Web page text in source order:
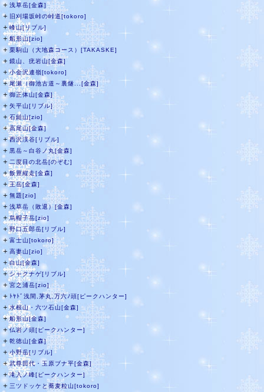
＋ 浅草岳[金森]
＋ 旧刈場坂峠の峠道[tokoro]
＋峰山[リブル]
＋船形山[zio]
＋ 栗駒山（大地森コース）[TAKASKE]
＋ 鏡山、疣岩山[金森]
＋小金沢連嶺[tokoro]
＋尾瀬（御池古道～裏燧...[金森]
＋御正体山[金森]
＋ 矢平山[リブル]
＋石鎚山[zio]
＋高尾山[金森]
＋西沢渓谷[リブル]
＋ 黒岳～白谷ノ丸[金森]
＋ 二度目の北岳[のぞむ]
＋飯豊縦走[金森]
＋王岳[金森]
＋ 無題[zio]
＋ 浅草岳（敗退）[金森]
＋烏帽子岳[zio]
＋野口五郎岳[リブル]
＋ 富士山[tokoro]
＋ 高妻山[zio]
＋白山[金森]
＋シャクナゲ[リブル]
＋ 宮之浦岳[zio]
＋ ﾄﾔﾄﾞ浅間,茅丸,万六ﾉ頭[ピークハンター]
＋水根山・六ツ石山[金森]
＋船形山[金森]
＋仏岩ノ頭[ピークハンター]
＋ 乾徳山[金森]
＋小野岳[リブル]
＋武尊田代・玉原ブナ平[金森]
＋滝入ノ峰[ピークハンター]
＋ 三ツドッケと蕎麦粒山[tokoro]